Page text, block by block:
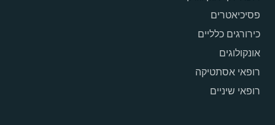
פסיכיאטרים
כירורגים כלליים
אונקולוגים
רופאי אסתטיקה
רופאי שיניים